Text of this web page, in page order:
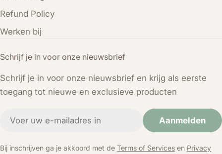
Schrijf je in voor onze nieuwsbrief
Schrijf je in voor onze nieuwsbrief en krijg als eerste
toegang tot nieuwe en exclusieve producten
Aanmelden
Bij inschrijven ga je akkoord met de Terms of Services en Privacy
Refund Policy
Werken bij